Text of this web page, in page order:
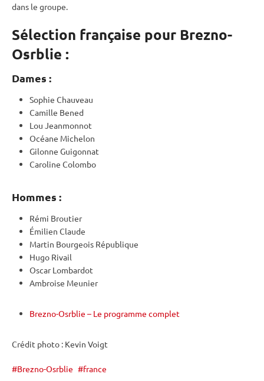
dans le groupe.
Sélection française pour Brezno-
Osrblie :
Dames :
Sophie Chauveau
Camille Bened
Lou Jeanmonnot
Océane Michelon
Gilonne Guigonnat
Caroline Colombo
Hommes :
Rémi Broutier
Émilien Claude
Martin Bourgeois République
Hugo Rivail
Oscar Lombardot
Ambroise Meunier
Brezno-Osrblie – Le programme complet
Crédit photo : Kevin Voigt
Brezno-Osrblie france